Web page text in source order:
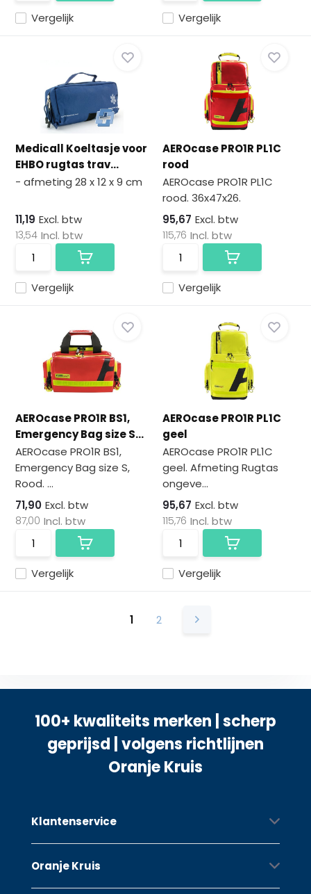
Vergelijk Vergelijk
Medicall Koeltasje voor
EHBO rugtas trav...
- afmeting 28 x 12 x 9 cm
Vergelijk
11,19 Excl. btw
13,54 Incl. btw
AEROcase PRO1R PL1C
rood
AEROcase PRO1R PL1C
rood. 36x47x26.
Vergelijk
95,67 Excl. btw
115,76 Incl. btw
AEROcase PRO1R BS1,
Emergency Bag size S...
AEROcase PRO1R BS1,
Emergency Bag size S,
Rood. ...
Vergelijk
71,90 Excl. btw
87,00 Incl. btw
AEROcase PRO1R PL1C
geel
AEROcase PRO1R PL1C
geel. Afmeting Rugtas
ongeve...
Vergelijk
95,67 Excl. btw
115,76 Incl. btw
1 2
100+ kwaliteits merken | scherp
geprijsd | volgens richtlijnen
Oranje Kruis
Klantenservice
Oranje Kruis